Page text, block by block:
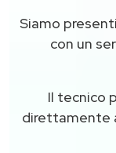
Siamo presenti
con un
Il tecnico
direttamente